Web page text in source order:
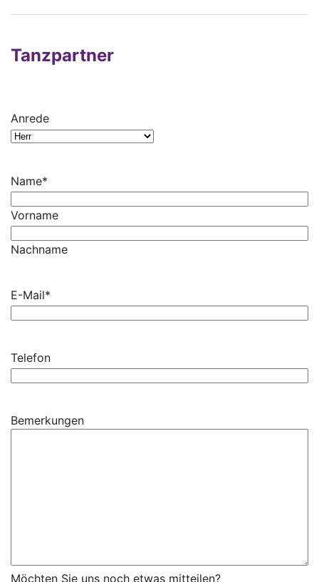
Tanzpartner
Anrede
Name*
Vorname
Nachname
E-Mail*
Telefon
Bemerkungen
Möchten Sie uns noch etwas mitteilen?